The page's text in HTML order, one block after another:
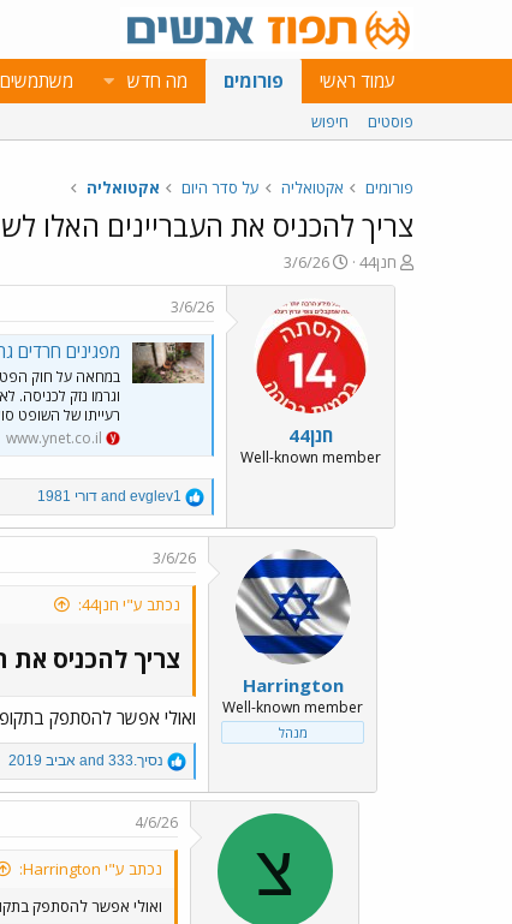
עמוד ראשי פורומים מה חדש משתמשים
פוסטים חיפוש
פורומים אקטואליה על סדר היום אקטואליה
צריך להכניס את העבריינים האלו
פ
ו
חנן44
פ
ו
ר
ס
ם
ב
ת
א
ר
י
3/6/26
חנן44
Well-known member
3/6/26
מפגינים חרדים
במחאה על חוק
רעייתו של השופט
www.ynet.co.il
R
e
a
c
o
s
evglev1 דורי 1981
Harrington
Well-known member
מנהל
3/6/26
נכתב ע"י חנן44:
צריך להכניס את
ואולי אפשר להסתפק
R
e
a
c
o
s
נסיך.333 אביב 2019
צ
4/6/26
נכתב ע"י Harrington:
ואולי אפשר להסתפק